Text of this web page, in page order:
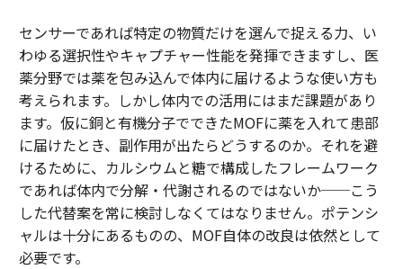
センサーであれば特定の物質だけを選んで捉える力、い
わゆる選択性やキャプチャー性能を発揮できますし、医
薬分野では薬を包み込んで体内に届けるような使い方も
考えられます。しかし体内での活用にはまだ課題があり
ます。仮に銅と有機分子でできたMOFに薬を入れて患部
に届けたとき、副作用が出たらどうするのか。それを避
けるために、カルシウムと糖で構成したフレームワーク
であれば体内で分解・代謝されるのではないか──こう
した代替案を常に検討しなくてはなりません。ポテンシ
ャルは十分にあるものの、MOF自体の改良は依然として
必要です。